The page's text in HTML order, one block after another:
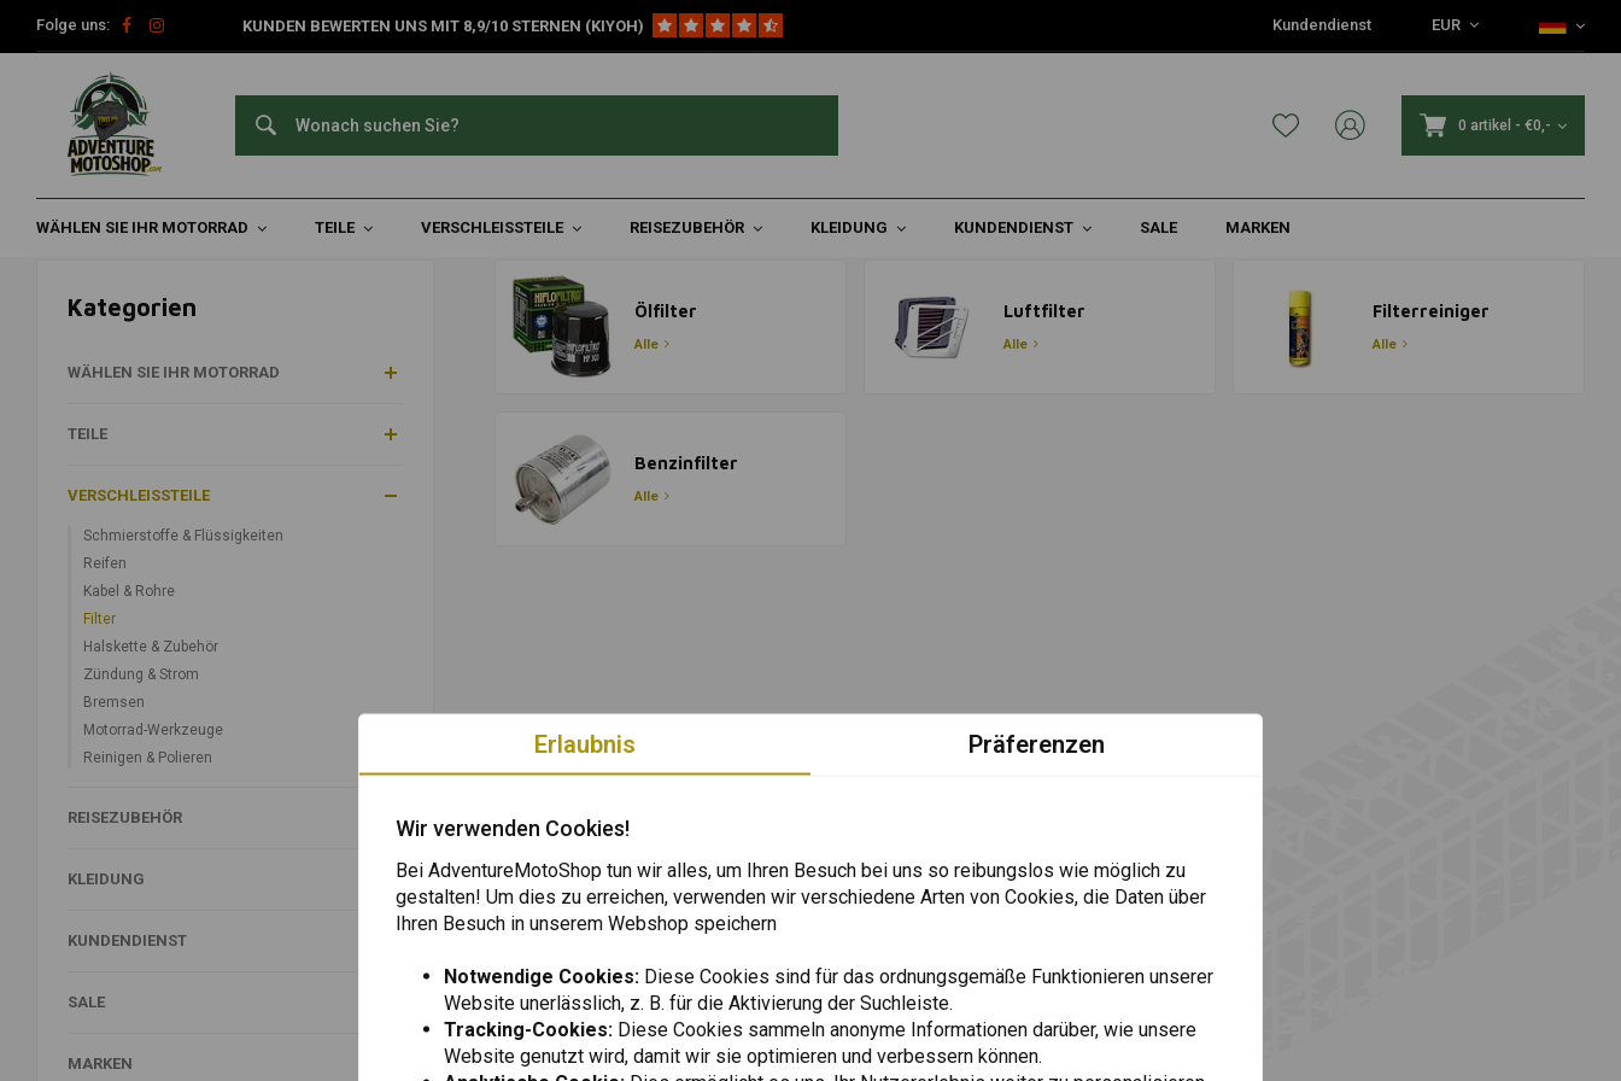
Folge uns: KUNDEN BEWERTEN UNS MIT 8,9/10 STERNEN (KIYOH) Kundendienst EUR
0 artikel - €0,-
WÄHLEN SIE IHR MOTORRAD TEILE VERSCHLEISSTEILE REISEZUBEHÖR KLEIDUNG KUNDENDIENST SALE MARKEN
Filter
Home Verschleißteile Filter
Kategorien
WÄHLEN SIE IHR MOTORRAD
TEILE
VERSCHLEISSTEILE
Schmierstoffe & Flüssigkeiten
Reifen
Kabel & Rohre
Filter
Halskette & Zubehör
Zündung & Strom
Bremsen
Motorrad-Werkzeuge
Reinigen & Polieren
REISEZUBEHÖR
KLEIDUNG
KUNDENDIENST
SALE
MARKEN
Ölfilter
Alle
Luftfilter
Alle
Filterreiniger
Alle
Benzinfilter
Alle
Erlaubnis Präferenzen
Wir verwenden Cookies!
Bei AdventureMotoShop tun wir alles, um Ihren Besuch bei uns so reibungslos wie möglich zu
gestalten! Um dies zu erreichen, verwenden wir verschiedene Arten von Cookies, die Daten über
Ihren Besuch in unserem Webshop speichern
Notwendige Cookies: Diese Cookies sind für das ordnungsgemäße Funktionieren unserer
Website unerlässlich, z. B. für die Aktivierung der Suchleiste.
Tracking-Cookies: Diese Cookies sammeln anonyme Informationen darüber, wie unsere
Website genutzt wird, damit wir sie optimieren und verbessern können.